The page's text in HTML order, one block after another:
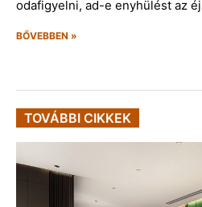
odafigyelni, ad-e enyhülést az
BŐVEBBEN »
TOVÁBBI CIKKEK